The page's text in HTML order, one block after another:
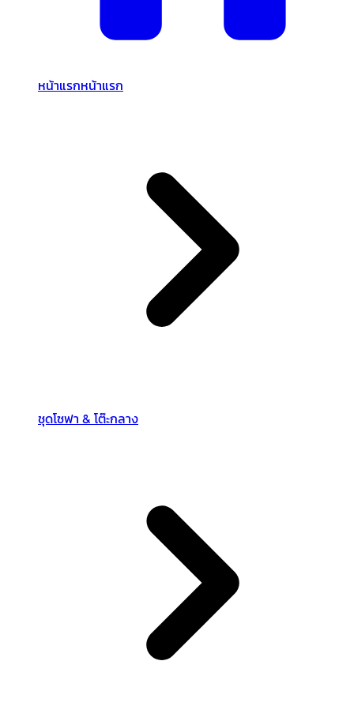
หน้าแรกหน้าแรก
ชุดโซฟา & โต๊ะกลาง